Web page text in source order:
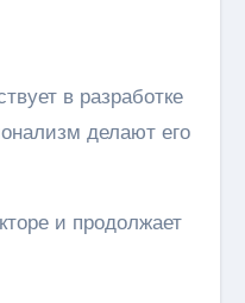
в разработке
делают его
и продолжает